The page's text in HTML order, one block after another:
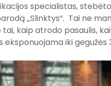
specialistas,
„Slinktys“. Tai ne
kaip atrodo pasaulis,
iki gegužės